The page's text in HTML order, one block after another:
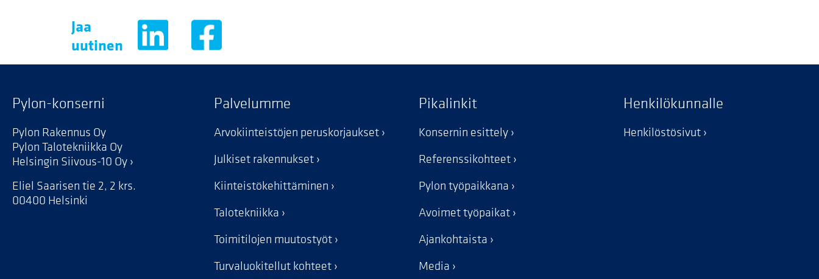
Jaa
uutinen
Pylon-konserni
Pylon Rakennus Oy
Pylon Talotekniikka Oy
Helsingin Siivous-10 Oy
Eliel Saarisen tie 2, 2 krs.
00400 Helsinki
Palvelumme
Arvokiinteistöjen peruskorjaukset
Julkiset rakennukset
Kiinteistökehittäminen
Talotekniikka
Toimitilojen muutostyöt
Turvaluokitellut kohteet
Pikalinkit
Konsernin esittely
Referenssikohteet
Pylon työpaikkana
Avoimet työpaikat
Ajankohtaista
Media
Henkilökunnalle
Henkilöstösivut